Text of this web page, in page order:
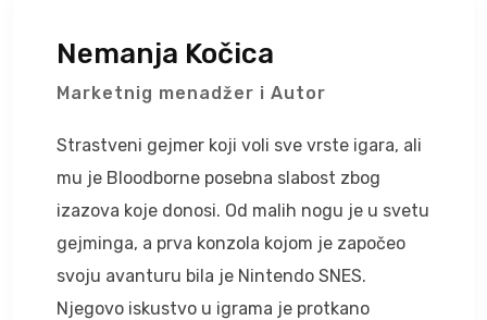
Nemanja Kočica
Marketnig menadžer i Autor
Strastveni gejmer koji voli sve vrste igara, ali
mu je Bloodborne posebna slabost zbog
izazova koje donosi. Od malih nogu je u svetu
gejminga, a prva konzola kojom je započeo
svoju avanturu bila je Nintendo SNES.
Njegovo iskustvo u igrama je protkano